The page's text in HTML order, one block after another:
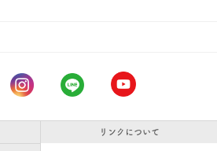
リンクについて